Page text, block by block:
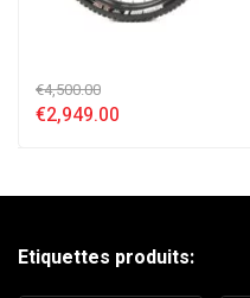
€4,500.00
€2,949.00
Etiquettes produits: